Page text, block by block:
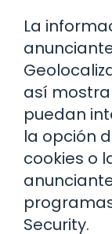
La
así
puedan
la opción
cookies o
Security.